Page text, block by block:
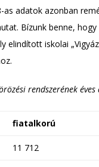
as adatok azonban
Bízunk benne,
elindított iskolai
rendszerének
fiatalkorú
11 712